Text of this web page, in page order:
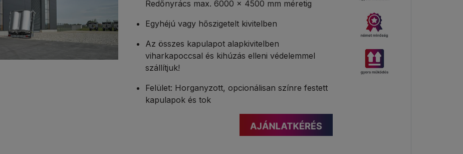
Redőnyrács max. 6000 × 4500 mm méretig
Egyhéjú vagy hőszigetelt kivitelben
Az összes kapulapot alapkivitelben
viharkapoccsal és kihúzás elleni védelemmel
szállítjuk!
Felület: Horganyzott, opcionálisan színre festett
kapulapok és tok